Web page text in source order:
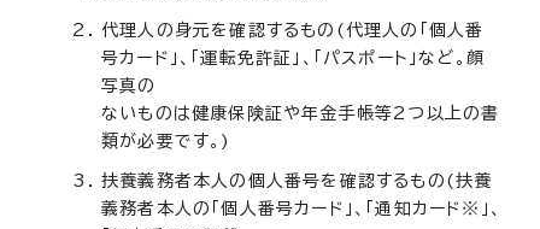
代理人の身元を確認するもの(代理人の「個人番
号カード」、「運転免許証」、「パスポート」など。顔
写真の
ないものは健康保険証や年金手帳等2つ以上の書
類が必要です。)
扶養義務者本人の個人番号を確認するもの(扶養
義務者本人の「個人番号カード」、「通知カード※」、